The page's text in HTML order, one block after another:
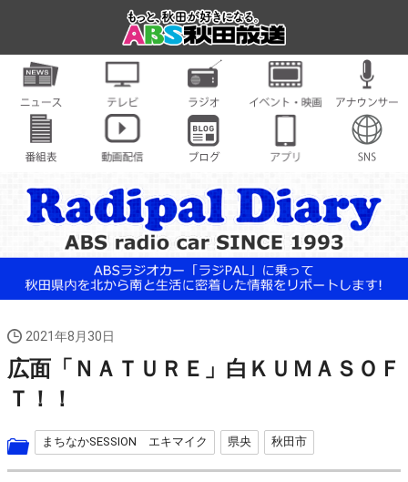
2021年8月30日
広面「ＮＡＴＵＲＥ」白ＫＵＭＡＳＯＦ
Ｔ！！
まちなかSESSION エキマイク 県央 秋田市